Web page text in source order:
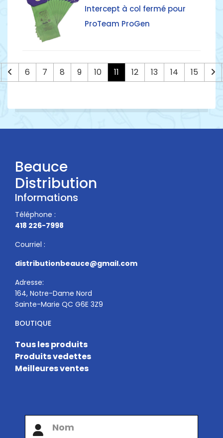
Intercept à col fermé pour
ProTeam ProGen
6 7 8 9 10 11 12 13 14 15
Beauce
Distribution
Informations
Téléphone :
418 226-7998
Courriel :
distributionbeauce@gmail.com
Adresse:
164, Notre-Dame Nord
Sainte-Marie QC G6E 3Z9
BOUTIQUE
Tous les produits
Produits vedettes
Meilleures ventes